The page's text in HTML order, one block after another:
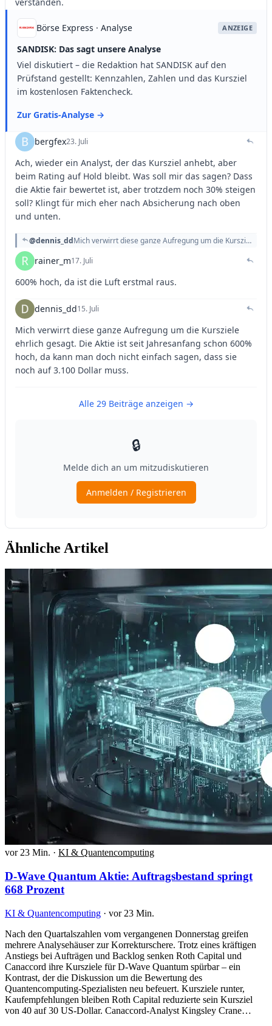
Ähnliche Artikel
vor 23 Min. · KI & Quantencomputing
D-Wave Quantum Aktie: Auftragsbestand springt
668 Prozent
KI & Quantencomputing · vor 23 Min.
Nach den Quartalszahlen vom vergangenen Donnerstag greifen
mehrere Analysehäuser zur Korrekturschere. Trotz eines kräftigen
Anstiegs bei Aufträgen und Backlog senken Roth Capital und
Canaccord ihre Kursziele für D-Wave Quantum spürbar – ein
Kontrast, der die Diskussion um die Bewertung des
Quantencomputing-Spezialisten neu befeuert. Kursziele runter,
Kaufempfehlungen bleiben Roth Capital reduzierte sein Kursziel
von 40 auf 30 US-Dollar. Canaccord-Analyst Kingsley Crane…